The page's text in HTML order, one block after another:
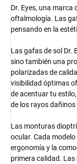
Dr. Eyes, una
oftalmología. Las
pensando en la
Las gafas de sol Dr.
sino también una
polarizadas de
visibilidad óptimas
de acentuar tu
de los rayos dañinos
Las monturas
ocular. Cada
ergonomía y la
primera calidad.